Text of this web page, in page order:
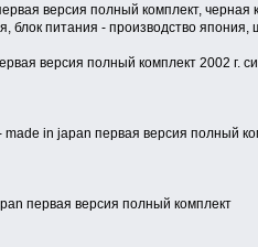
версия полный комплект,
блок питания - производство япония,
версия полный комплект 2002 г.
made in japan первая версия полный
первая версия полный комплект